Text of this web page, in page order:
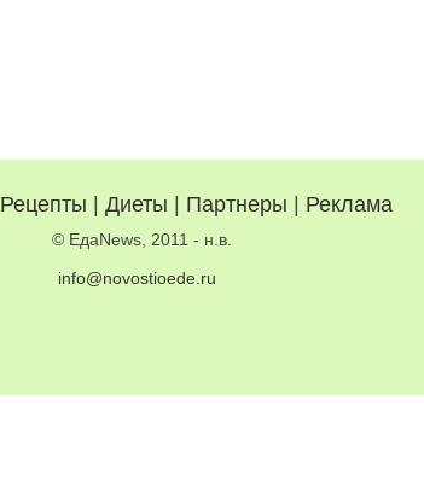
Рецепты Диеты Партнеры Реклама
© ЕдаNews, 2011 - н.в.
info@novostioede.ru